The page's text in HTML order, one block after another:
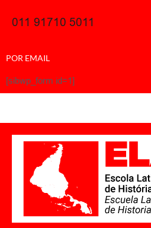
011 91710 5011
POR EMAIL
[sibwp_form id=1]